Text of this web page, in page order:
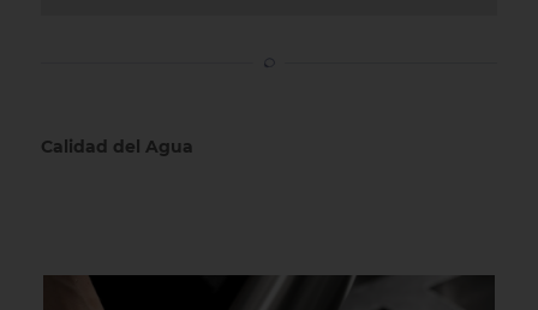
Calidad del Agua